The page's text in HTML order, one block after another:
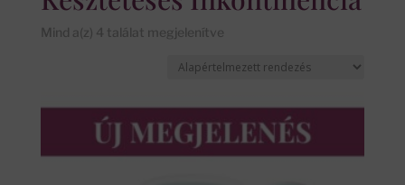
Mind a(z) 4 találat megjelenítve